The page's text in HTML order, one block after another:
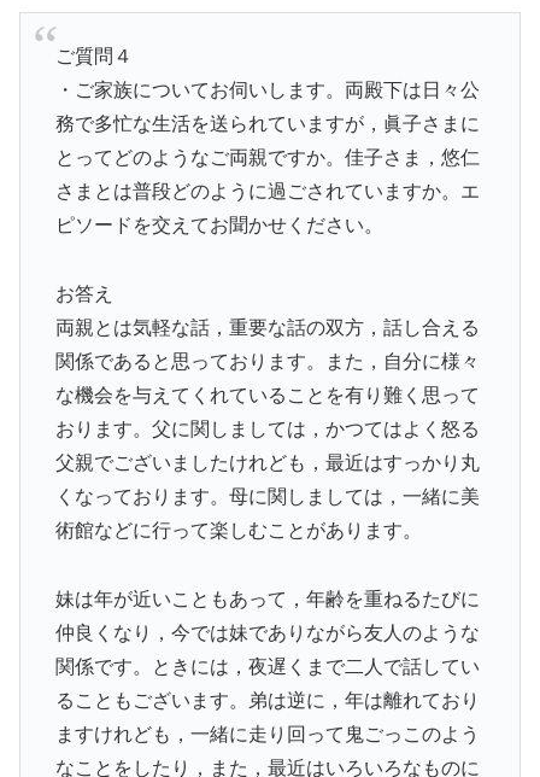
ご質問４
・ご家族についてお伺いします。両殿下は日々公
務で多忙な生活を送られていますが，眞子さまに
とってどのようなご両親ですか。佳子さま，悠仁
さまとは普段どのように過ごされていますか。エ
ピソードを交えてお聞かせください。
お答え
両親とは気軽な話，重要な話の双方，話し合える
関係であると思っております。また，自分に様々
な機会を与えてくれていることを有り難く思って
おります。父に関しましては，かつてはよく怒る
父親でございましたけれども，最近はすっかり丸
くなっております。母に関しましては，一緒に美
術館などに行って楽しむことがあります。
妹は年が近いこともあって，年齢を重ねるたびに
仲良くなり，今では妹でありながら友人のような
関係です。ときには，夜遅くまで二人で話してい
ることもございます。弟は逆に，年は離れており
ますけれども，一緒に走り回って鬼ごっこのよう
なことをしたり，また，最近はいろいろなものに